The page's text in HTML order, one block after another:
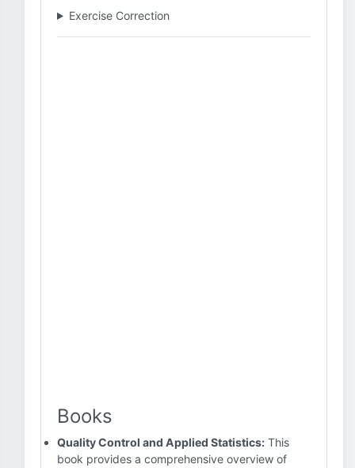
Exercise Correction
Books
Quality Control and Applied Statistics: This
book provides a comprehensive overview of